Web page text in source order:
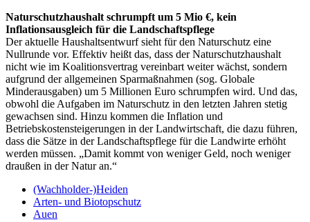
Naturschutzhaushalt schrumpft um 5 Mio €, kein
Inflationsausgleich für die Landschaftspflege
Der aktuelle Haushaltsentwurf sieht für den Naturschutz eine
Nullrunde vor. Effektiv heißt das, dass der Naturschutzhaushalt
nicht wie im Koalitionsvertrag vereinbart weiter wächst, sondern
aufgrund der allgemeinen Sparmaßnahmen (sog. Globale
Minderausgaben) um 5 Millionen Euro schrumpfen wird. Und das,
obwohl die Aufgaben im Naturschutz in den letzten Jahren stetig
gewachsen sind. Hinzu kommen die Inflation und
Betriebskostensteigerungen in der Landwirtschaft, die dazu führen,
dass die Sätze in der Landschaftspflege für die Landwirte erhöht
werden müssen. „Damit kommt von weniger Geld, noch weniger
draußen in der Natur an.“
(Wachholder-)Heiden
Arten- und Biotopschutz
Auen